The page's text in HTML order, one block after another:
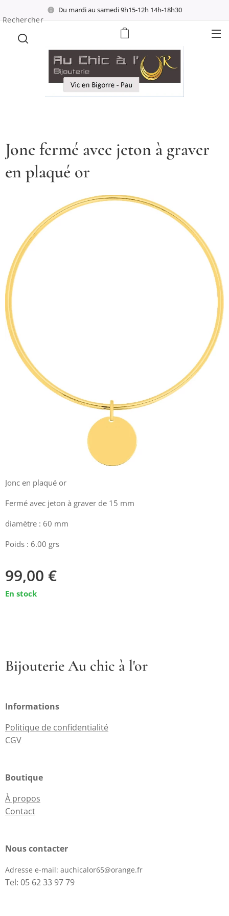
Du mardi au samedi 9h15-12h 14h-18h30
Rechercher
Jonc fermé avec jeton à graver
en plaqué or
Jonc en plaqué or
Fermé avec jeton à graver de 15 mm
diamètre : 60 mm
Poids : 6.00 grs
99,00 €
En stock
Bijouterie Au chic à l'or
Informations
Politique de confidentialité
CGV
Boutique
À propos
Contact
Nous contacter
Adresse e-mail: auchicalor65@orange.fr
Tel: 05 62 33 97 79